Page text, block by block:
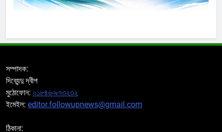
সম্পাদক:
দিব্যেন্দু দ্বীপ
মুঠোফোন: ০১৮৪৬-৯৭৩২৩২
ইমেইল: editor.followupnews@gmail.com
ঠিকানা: